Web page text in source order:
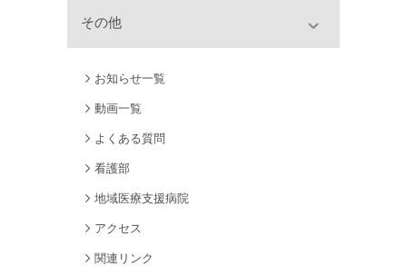
その他
お知らせ一覧
動画一覧
よくある質問
看護部
地域医療支援病院
アクセス
関連リンク